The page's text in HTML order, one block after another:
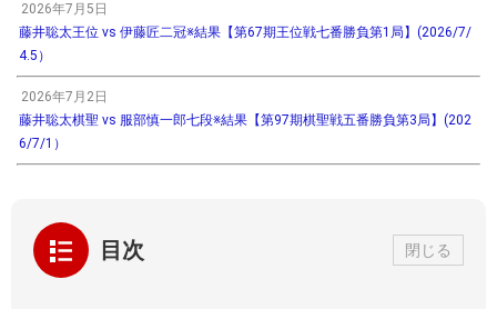
2026年7月5日
藤井聡太王位 vs 伊藤匠二冠※結果【第67期王位戦七番勝負第1局】(2026/7/
4.5）
2026年7月2日
藤井聡太棋聖 vs 服部慎一郎七段※結果【第97期棋聖戦五番勝負第3局】(202
6/7/1）
目次 閉じる